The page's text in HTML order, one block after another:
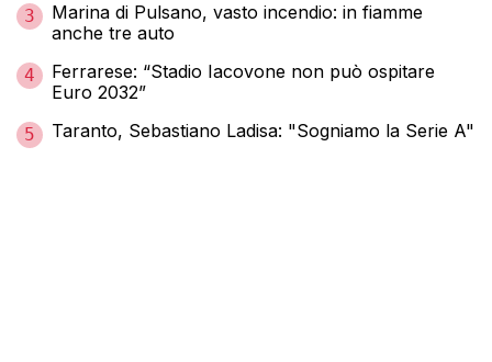
3
Marina di Pulsano, vasto incendio: in fiamme
anche tre auto
4
Ferrarese: “Stadio Iacovone non può ospitare
Euro 2032”
5 Taranto, Sebastiano Ladisa: "Sogniamo la Serie A"